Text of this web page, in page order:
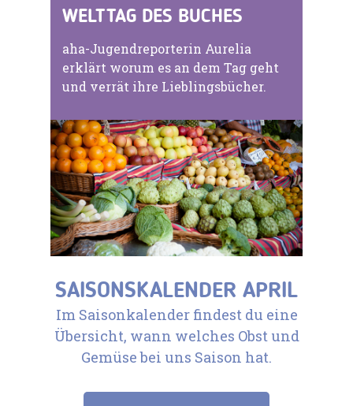
WELTTAG DES BUCHES
aha-Jugendreporterin Aurelia
erklärt worum es an dem Tag geht
und verrät ihre Lieblingsbücher.
SAISONSKALENDER APRIL
Im Saisonkalender findest du eine
Übersicht, wann welches Obst und
Gemüse bei uns Saison hat.